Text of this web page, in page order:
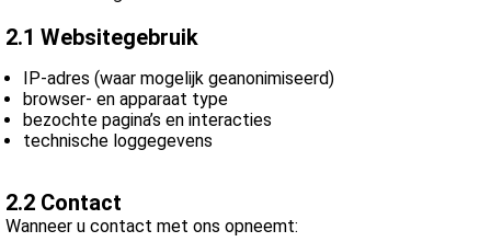
2.1 Websitegebruik
IP-adres (waar mogelijk geanonimiseerd)
browser- en apparaat type
bezochte pagina’s en interacties
technische loggegevens
2.2 Contact
Wanneer u contact met ons opneemt:
op
te
de